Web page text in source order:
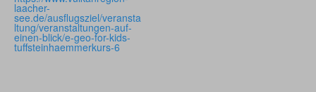
laacher-
see.de/ausflugsziel/veransta
ltung/veranstaltungen-auf-
einen-blick/e-geo-for-kids-
tuffsteinhaemmerkurs-6